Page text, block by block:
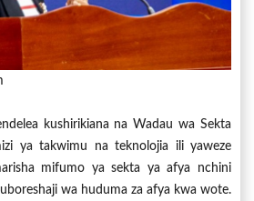
kushirikiana na Wadau wa Sekta
ya takwimu na teknolojia ili yaweze
mifumo ya sekta ya afya nchini
wa huduma za afya kwa wote.